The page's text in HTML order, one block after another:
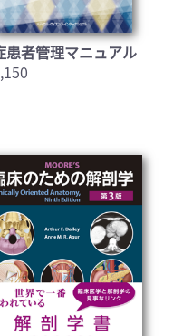
患者管理マニュアル